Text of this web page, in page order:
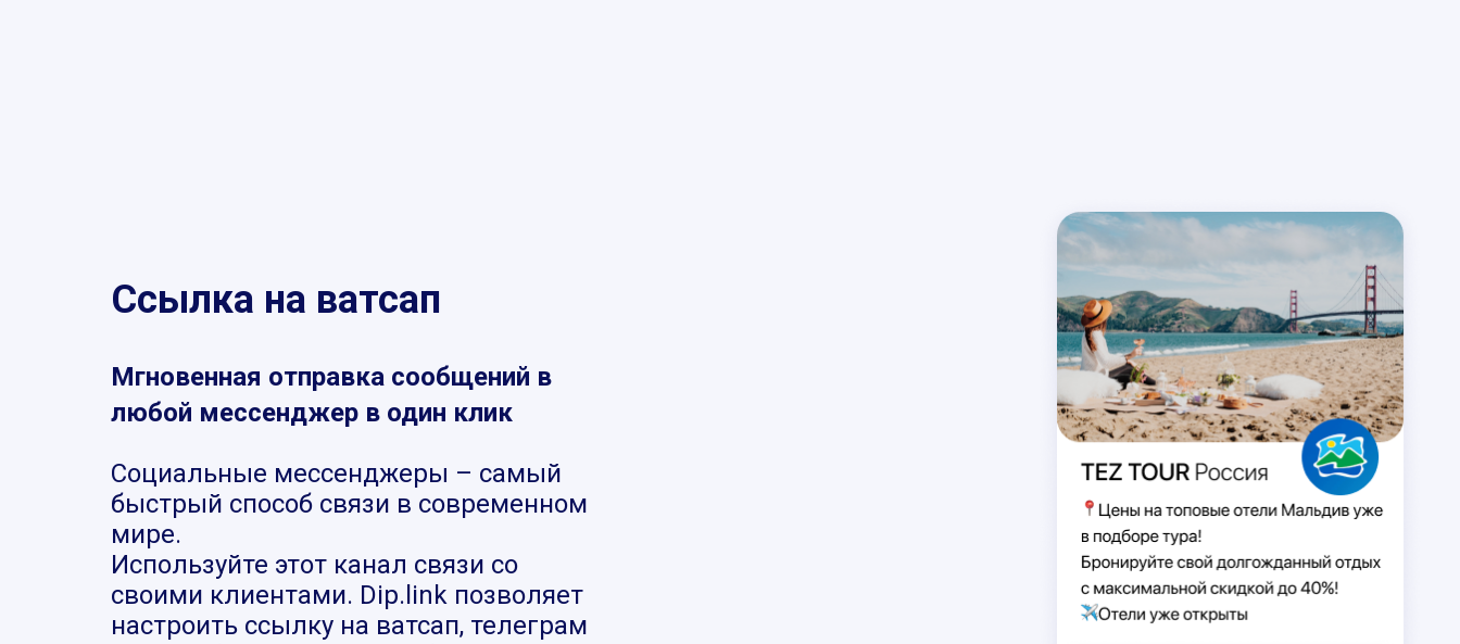
SKYPE
MESSENGER
VIBER
TELEGRAM
WHATSAPP
Здравствуйте! Хочу заказать
☀️
Ссылка на ватсап
Мгновенная отправка сообщений в
любой мессенджер в один клик
Социальные мессенджеры – самый
быстрый способ связи в современном
мире.
Используйте этот канал связи со
своими клиентами. Dip.link позволяет
настроить ссылку на ватсап, телеграм